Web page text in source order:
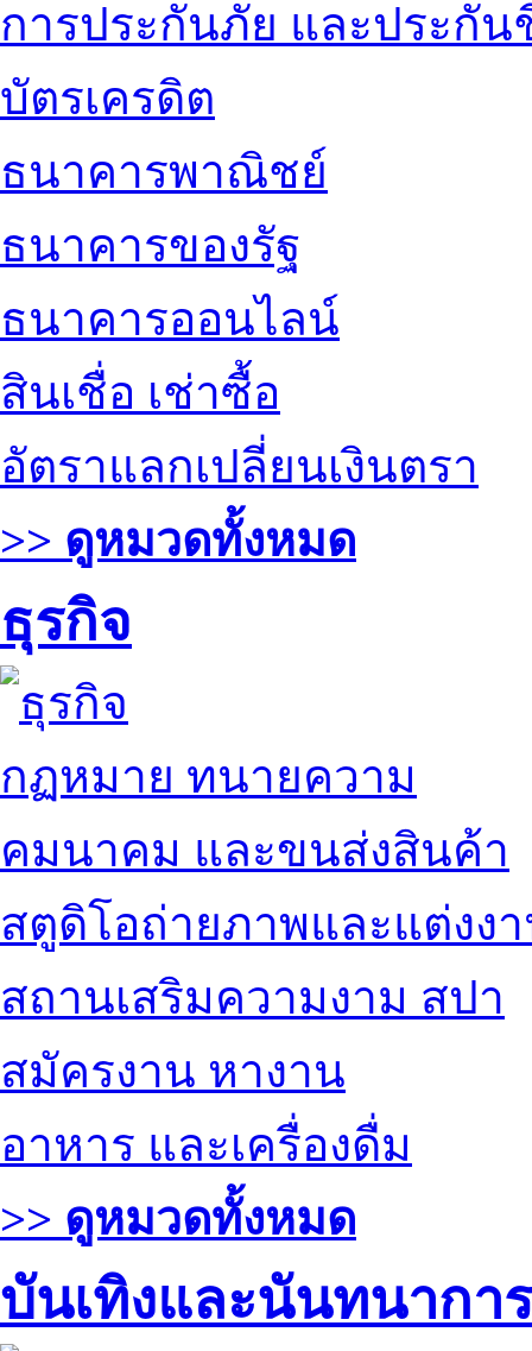
การประกันภัย และประกัน
บัตรเครดิต
ธนาคารพาณิชย์
ธนาคารของรัฐ
ธนาคารออนไลน์
สินเชื่อ เช่าซื้อ
อัตราแลกเปลี่ยนเงินตรา
>> ดูหมวดทั้งหมด
ธุรกิจ
กฏหมาย ทนายความ
คมนาคม และขนส่งสินค้า
สตูดิโอถ่ายภาพและแต่งง
สถานเสริมความงาม สปา
สมัครงาน หางาน
อาหาร และเครื่องดื่ม
>> ดูหมวดทั้งหมด
บันเทิงและนันทนาการ